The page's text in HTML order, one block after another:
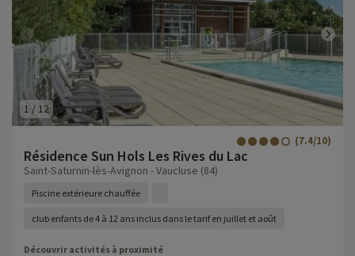
1 / 12
Résidence Sun Hols Les Rives du Lac
(7.4/10)
Saint-Saturnin-lès-Avignon - Vaucluse (84)
Piscine extérieure chauffée
club enfants de 4 à 12 ans inclus dans le tarif en juillet et août
Découvrir activités à proximité